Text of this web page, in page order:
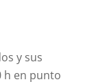
y sus
h en punto